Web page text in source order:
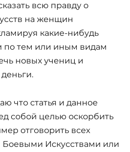
всю правду о
на женщин
какие-нибудь
по тем или иным видам
новых учениц и
что статья и данное
собой целью оскорбить
отговорить всех
Боевыми Искусствами или